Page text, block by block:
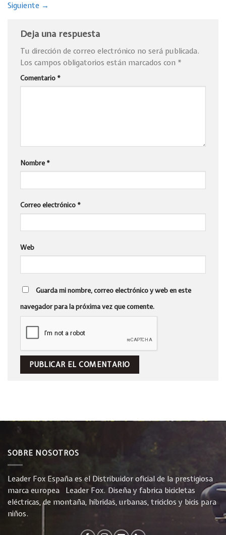
Siguiente →
Deja una respuesta
Tu dirección de correo electrónico no será publicada.
Los campos obligatorios están marcados con *
Comentario *
Nombre *
Correo electrónico *
Web
Guarda mi nombre, correo electrónico y web en este
navegador para la próxima vez que comente.
SOBRE NOSOTROS
Leader Fox España es el Distribuidor oficial de la prestigiosa
marca europea Leader Fox. Diseña y fabrica bicicletas
eléctricas, de montaña, híbridas, urbanas, triciclos y bicis para
niños.